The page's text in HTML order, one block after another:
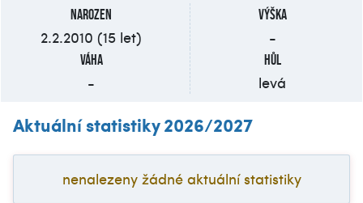
Narozen
2.2.2010 (15 let)
Výška
-
Váha
-
Hůl
levá
Aktuální statistiky 2026/2027
nenalezeny žádné aktuální statistiky